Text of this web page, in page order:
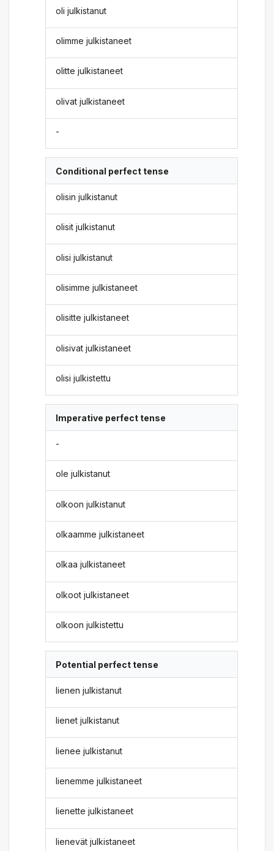
oli julkistanut
olimme julkistaneet
olitte julkistaneet
olivat julkistaneet
-
Conditional perfect tense
olisin julkistanut
olisit julkistanut
olisi julkistanut
olisimme julkistaneet
olisitte julkistaneet
olisivat julkistaneet
olisi julkistettu
Imperative perfect tense
-
ole julkistanut
olkoon julkistanut
olkaamme julkistaneet
olkaa julkistaneet
olkoot julkistaneet
olkoon julkistettu
Potential perfect tense
lienen julkistanut
lienet julkistanut
lienee julkistanut
lienemme julkistaneet
lienette julkistaneet
lienevät julkistaneet